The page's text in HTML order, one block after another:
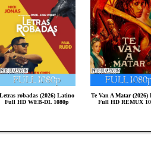
Letras robadas (2026) Latino
Full HD WEB-DL 1080p
Te Van A Matar (2026)
Full HD REMUX